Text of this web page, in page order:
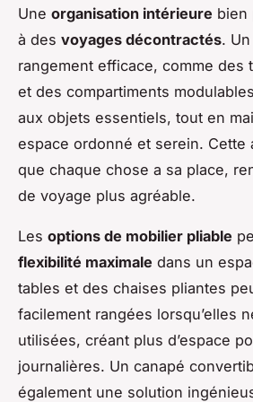
Une organisation intérieure bien
à des voyages décontractés.
rangement efficace, comme des
et des compartiments
aux objets essentiels, tout en
espace ordonné et serein. Cette
que chaque chose a sa place,
de voyage plus agréable.
Les options de mobilier pliable
flexibilité maximale dans un
tables et des chaises pliantes
facilement rangées lorsqu’elles
utilisées, créant plus d’espace
journalières. Un canapé
également une solution